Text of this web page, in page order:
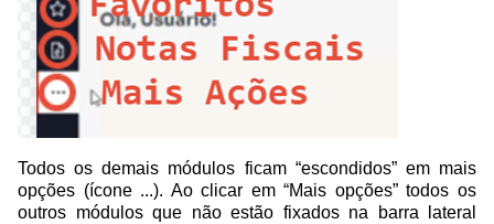
Todos os demais módulos ficam “escondidos” em mais
opções (ícone ...). Ao clicar em “Mais opções” todos os
outros módulos que não estão fixados na barra lateral